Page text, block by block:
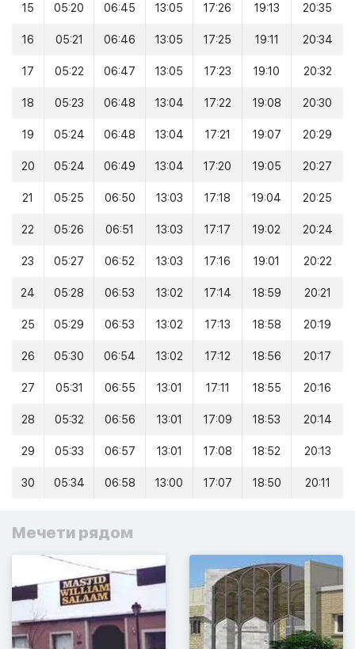
15 05:20 06:45 13:05 17:26 19:13 20:35
16 05:21 06:46 13:05 17:25 19:11 20:34
17 05:22 06:47 13:05 17:23 19:10 20:32
18 05:23 06:48 13:04 17:22 19:08 20:30
19 05:24 06:48 13:04 17:21 19:07 20:29
20 05:24 06:49 13:04 17:20 19:05 20:27
21 05:25 06:50 13:03 17:18 19:04 20:25
22 05:26 06:51 13:03 17:17 19:02 20:24
23 05:27 06:52 13:03 17:16 19:01 20:22
24 05:28 06:53 13:02 17:14 18:59 20:21
25 05:29 06:53 13:02 17:13 18:58 20:19
26 05:30 06:54 13:02 17:12 18:56 20:17
27 05:31 06:55 13:01 17:11 18:55 20:16
28 05:32 06:56 13:01 17:09 18:53 20:14
29 05:33 06:57 13:01 17:08 18:52 20:13
30 05:34 06:58 13:00 17:07 18:50 20:11
Мечети рядом